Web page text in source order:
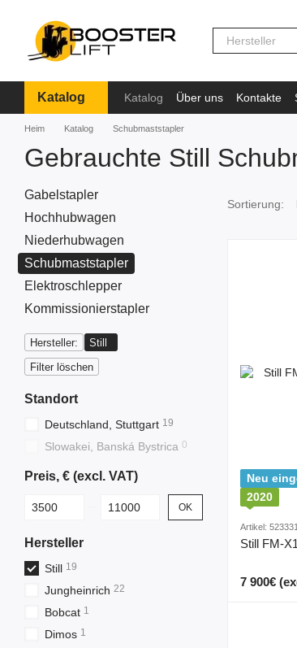
Katalog Katalog Über uns Kontakte
Information
Heim Katalog Schubmaststapler
Gebrauchte Still
Sortierung:
Neu
2020
Artikel:
Still FM-
7 900€
Gabelstapler
Hochhubwagen
Niederhubwagen
Schubmaststapler
Elektroschlepper
Kommissionierstapler
Hersteller:
Still
Filter löschen
Standort
Deutschland, Stuttgart 19
Slowakei, Banská Bystrica 0
Preis, € (excl. VAT)
От Preis, € (excl. VAT)
До Preis, € (excl. VAT) OK
Hersteller
Still 19
Jungheinrich 22
Bobcat 1
Dimos 1